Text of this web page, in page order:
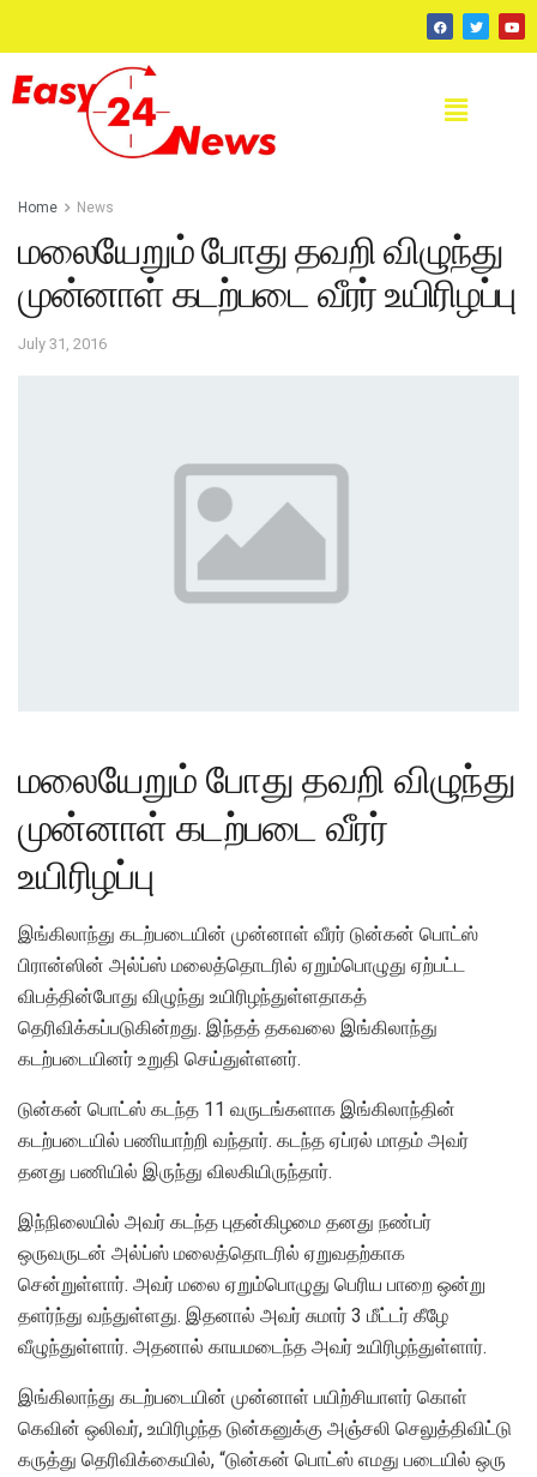
Home News
மலையேறும் போது தவறி விழுந்து
முன்னாள் கடற்படை வீரர் உயிரிழப்பு
July 31, 2016
மலையேறும் போது தவறி விழுந்து
முன்னாள் கடற்படை வீரர்
உயிரிழப்பு
இங்கிலாந்து கடற்படையின் முன்னாள் வீரர் டுன்கன் பொட்ஸ்
பிரான்ஸின் அல்ப்ஸ் மலைத்தொடரில் ஏறும்பொழுது ஏற்பட்ட
விபத்தின்போது விழுந்து உயிரிழந்துள்ளதாகத்
தெரிவிக்கப்படுகின்றது. இந்தத் தகவலை இங்கிலாந்து
கடற்படையினர் உறுதி செய்துள்ளனர்.
டுன்கன் பொட்ஸ் கடந்த 11 வருடங்களாக இங்கிலாந்தின்
கடற்படையில் பணியாற்றி வந்தார். கடந்த ஏப்ரல் மாதம் அவர்
தனது பணியில் இருந்து விலகியிருந்தார்.
இந்நிலையில் அவர் கடந்த புதன்கிழமை தனது நண்பர்
ஒருவருடன் அல்ப்ஸ் மலைத்தொடரில் ஏறுவதற்காக
சென்றுள்ளார். அவர் மலை ஏறும்பொழுது பெரிய பாறை ஒன்று
தளர்ந்து வந்துள்ளது. இதனால் அவர் சுமார் 3 மீட்டர் கீழே
வீழுந்துள்ளார். அதனால் காயமடைந்த அவர் உயிரிழந்துள்ளார்.
இங்கிலாந்து கடற்படையின் முன்னாள் பயிற்சியாளர் கொள்
கெவின் ஒலிவர், உயிரிழந்த டுன்கனுக்கு அஞ்சலி செலுத்திவிட்டு
கருத்து தெரிவிக்கையில், “டுன்கன் பொட்ஸ் எமது படையில் ஒரு